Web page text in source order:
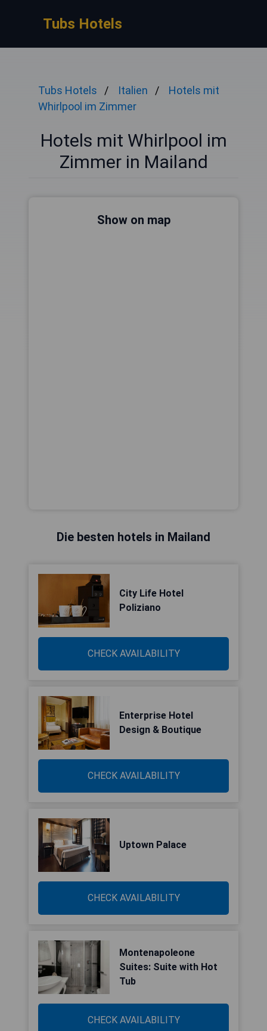
Tubs Hotels
Tubs Hotels Italien
Hotels mit
Whirlpool im Zimmer
Hotels mit Whirlpool im
Zimmer in Mailand
Show on map
Die besten hotels in Mailand
City Life Hotel
Poliziano
CHECK AVAILABILITY
Enterprise Hotel
Design & Boutique
CHECK AVAILABILITY
Uptown Palace
CHECK AVAILABILITY
Montenapoleone
Suites: Suite with Hot
Tub
CHECK AVAILABILITY